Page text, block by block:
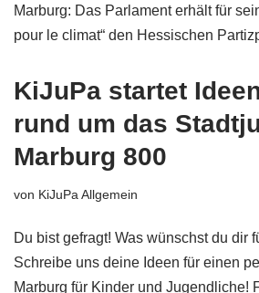
Marburg: Das Parlament erhält für
pour le climat“ den Hessischen
KiJuPa startet
rund um das
Marburg 800
von KiJuPa Allgemein
Du bist gefragt! Was wünschst du dir
Schreibe uns deine Ideen für einen
Marburg für Kinder und Jugendliche!